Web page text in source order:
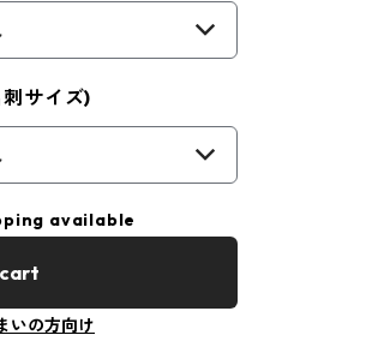
サイズ)
available
いの方向け